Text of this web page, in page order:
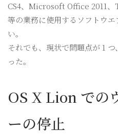
CS4、Microsoft Office 2011
等の業務に使用するソフトウ
い。
それでも、現状で問題点が 1
った。
OS X Lion での
ーの停止